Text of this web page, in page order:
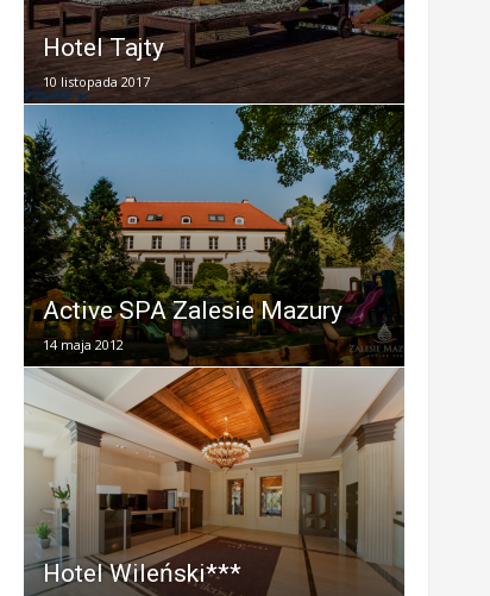
Hotel Tajty
10 listopada 2017
Active SPA Zalesie Mazury
14 maja 2012
Hotel Wileński***